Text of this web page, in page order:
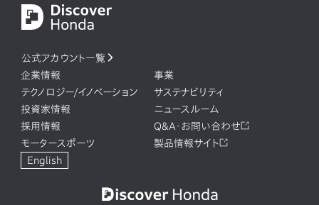
公式アカウント一覧
企業情報
事業
テクノロジー/イノベーション
サステナビリティ
投資家情報
ニュースルーム
採用情報
Q&A・お問い合わせ
モータースポーツ
製品情報サイト
English